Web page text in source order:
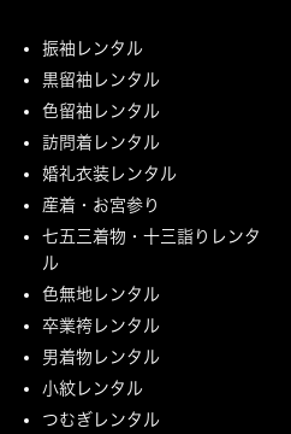
振袖レンタル
黒留袖レンタル
色留袖レンタル
訪問着レンタル
婚礼衣装レンタル
産着・お宮参り
七五三着物・十三詣りレンタ
ル
色無地レンタル
卒業袴レンタル
男着物レンタル
小紋レンタル
つむぎレンタル